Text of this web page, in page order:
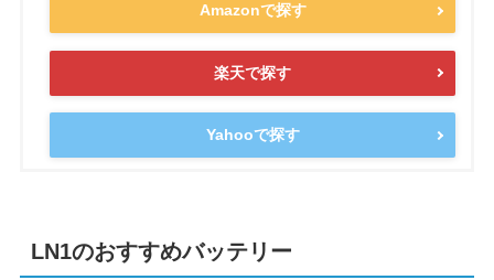
Amazonで探す
楽天で探す
Yahooで探す
LN1のおすすめバッテリー